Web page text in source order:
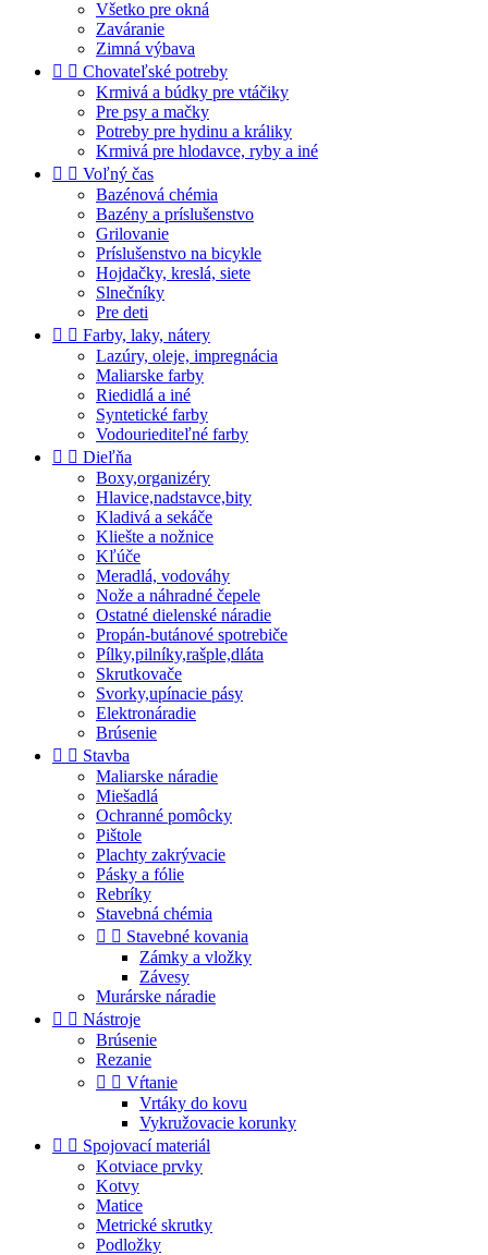
Všetko pre okná
Zaváranie
Zimná výbava
  Chovateľské potreby
Krmivá a búdky pre vtáčiky
Pre psy a mačky
Potreby pre hydinu a králiky
Krmivá pre hlodavce, ryby a iné
  Voľný čas
Bazénová chémia
Bazény a príslušenstvo
Grilovanie
Príslušenstvo na bicykle
Hojdačky, kreslá, siete
Slnečníky
Pre deti
  Farby, laky, nátery
Lazúry, oleje, impregnácia
Maliarske farby
Riedidlá a iné
Syntetické farby
Vodouriediteľné farby
  Dieľňa
Boxy,organizéry
Hlavice,nadstavce,bity
Kladivá a sekáče
Kliešte a nožnice
Kľúče
Meradlá, vodováhy
Nože a náhradné čepele
Ostatné dielenské náradie
Propán-butánové spotrebiče
Pílky,pilníky,rašple,dláta
Skrutkovače
Svorky,upínacie pásy
Elektronáradie
Brúsenie
  Stavba
Maliarske náradie
Miešadlá
Ochranné pomôcky
Pištole
Plachty zakrývacie
Pásky a fólie
Rebríky
Stavebná chémia
  Stavebné kovania
Zámky a vložky
Závesy
Murárske náradie
  Nástroje
Brúsenie
Rezanie
  Vŕtanie
Vrtáky do kovu
Vykružovacie korunky
  Spojovací materiál
Kotviace prvky
Kotvy
Matice
Metrické skrutky
Podložky